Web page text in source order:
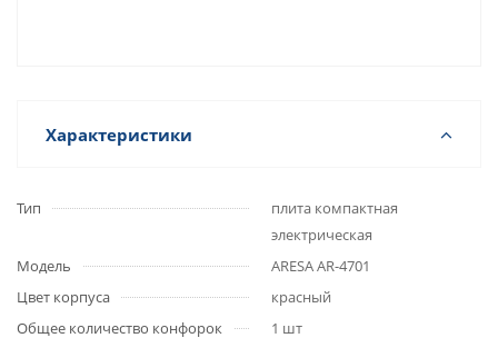
Характеристики
Тип
плита компактная
электрическая
Модель
ARESA AR-4701
Цвет корпуса
красный
Общее количество конфорок
1 шт